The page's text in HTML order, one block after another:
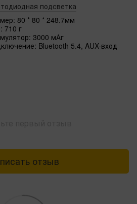
подсветка
80 * 80 * 248.7мм
710 г
3000 мАг
Bluetooth 5.4, AUX-вход‌
отзыв